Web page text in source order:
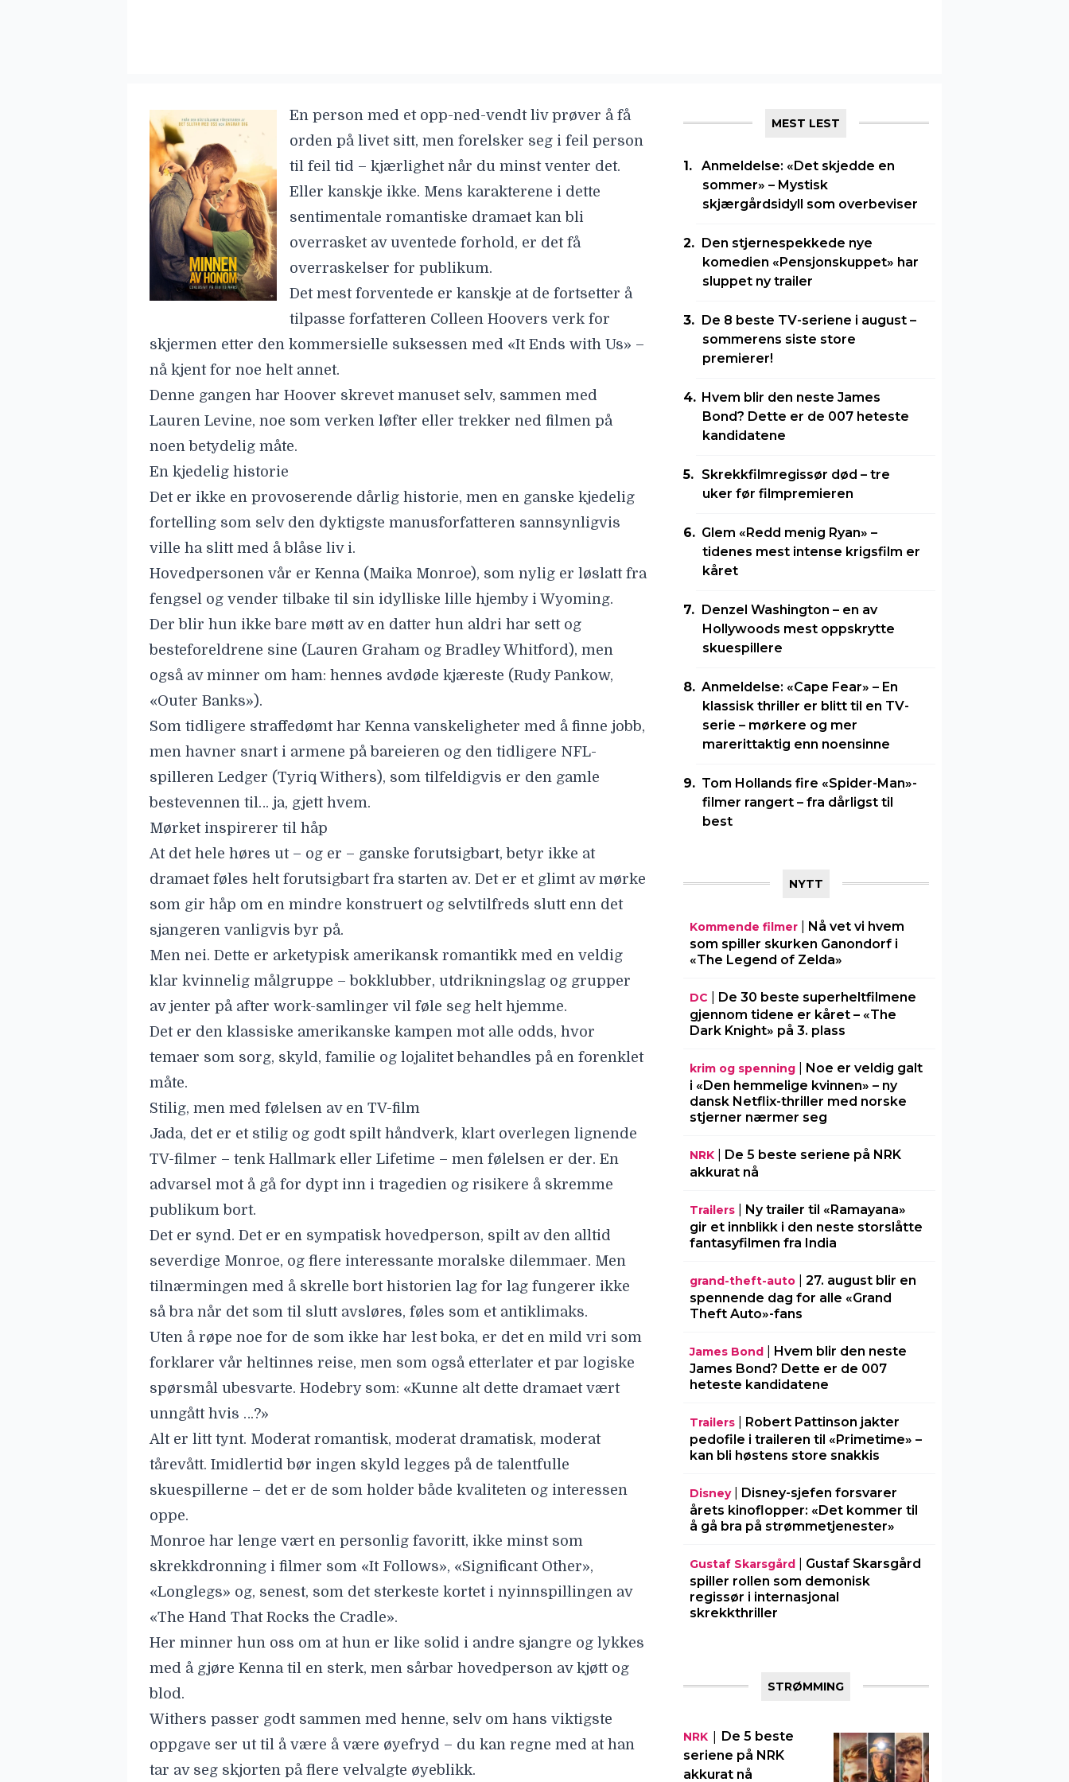
En person med et opp-ned-vendt liv prøver å få
orden på livet sitt, men forelsker seg i feil person
til feil tid – kjærlighet når du minst venter det.
Eller kanskje ikke. Mens karakterene i dette
sentimentale romantiske dramaet kan bli
overrasket av uventede forhold, er det få
overraskelser for publikum.
Det mest forventede er kanskje at de fortsetter å
tilpasse forfatteren Colleen Hoovers verk for
skjermen etter den kommersielle suksessen med «It Ends with Us» –
nå kjent for noe helt annet.
Denne gangen har Hoover skrevet manuset selv, sammen med
Lauren Levine, noe som verken løfter eller trekker ned filmen på
noen betydelig måte.
En kjedelig historie
Det er ikke en provoserende dårlig historie, men en ganske kjedelig
fortelling som selv den dyktigste manusforfatteren sannsynligvis
ville ha slitt med å blåse liv i.
Hovedpersonen vår er Kenna (Maika Monroe), som nylig er løslatt fra
fengsel og vender tilbake til sin idylliske lille hjemby i Wyoming.
Der blir hun ikke bare møtt av en datter hun aldri har sett og
besteforeldrene sine (Lauren Graham og Bradley Whitford), men
også av minner om ham: hennes avdøde kjæreste (Rudy Pankow,
«Outer Banks»).
Som tidligere straffedømt har Kenna vanskeligheter med å finne jobb,
men havner snart i armene på bareieren og den tidligere NFL-
spilleren Ledger (Tyriq Withers), som tilfeldigvis er den gamle
bestevennen til… ja, gjett hvem.
Mørket inspirerer til håp
At det hele høres ut – og er – ganske forutsigbart, betyr ikke at
dramaet føles helt forutsigbart fra starten av. Det er et glimt av mørke
som gir håp om en mindre konstruert og selvtilfreds slutt enn det
sjangeren vanligvis byr på.
Men nei. Dette er arketypisk amerikansk romantikk med en veldig
klar kvinnelig målgruppe – bokklubber, utdrikningslag og grupper
av jenter på after work-samlinger vil føle seg helt hjemme.
Det er den klassiske amerikanske kampen mot alle odds, hvor
temaer som sorg, skyld, familie og lojalitet behandles på en forenklet
måte.
Stilig, men med følelsen av en TV-film
Jada, det er et stilig og godt spilt håndverk, klart overlegen lignende
TV-filmer – tenk Hallmark eller Lifetime – men følelsen er der. En
advarsel mot å gå for dypt inn i tragedien og risikere å skremme
publikum bort.
Det er synd. Det er en sympatisk hovedperson, spilt av den alltid
severdige Monroe, og flere interessante moralske dilemmaer. Men
tilnærmingen med å skrelle bort historien lag for lag fungerer ikke
så bra når det som til slutt avsløres, føles som et antiklimaks.
Uten å røpe noe for de som ikke har lest boka, er det en mild vri som
forklarer vår heltinnes reise, men som også etterlater et par logiske
spørsmål ubesvarte. Hodebry som: «Kunne alt dette dramaet vært
unngått hvis …?»
Alt er litt tynt. Moderat romantisk, moderat dramatisk, moderat
tårevått. Imidlertid bør ingen skyld legges på de talentfulle
skuespillerne – det er de som holder både kvaliteten og interessen
oppe.
Monroe har lenge vært en personlig favoritt, ikke minst som
skrekkdronning i filmer som «It Follows», «Significant Other»,
«Longlegs» og, senest, som det sterkeste kortet i nyinnspillingen av
«The Hand That Rocks the Cradle».
Her minner hun oss om at hun er like solid i andre sjangre og lykkes
med å gjøre Kenna til en sterk, men sårbar hovedperson av kjøtt og
blod.
Withers passer godt sammen med henne, selv om hans viktigste
oppgave ser ut til å være å være øyefryd – du kan regne med at han
tar av seg skjorten på flere velvalgte øyeblikk.
MEST LEST
Anmeldelse: «Det skjedde en
sommer» – Mystisk
skjærgårdsidyll som overbeviser
Den stjernespekkede nye
komedien «Pensjonskuppet» har
sluppet ny trailer
De 8 beste TV-seriene i august –
sommerens siste store
premierer!
Hvem blir den neste James
Bond? Dette er de 007 heteste
kandidatene
Skrekkfilmregissør død – tre
uker før filmpremieren
Glem «Redd menig Ryan» –
tidenes mest intense krigsfilm er
kåret
Denzel Washington – en av
Hollywoods mest oppskrytte
skuespillere
Anmeldelse: «Cape Fear» – En
klassisk thriller er blitt til en TV-
serie – mørkere og mer
marerittaktig enn noensinne
Tom Hollands fire «Spider-Man»-
filmer rangert – fra dårligst til
best
NYTT
Kommende filmer| Nå vet vi hvem
som spiller skurken Ganondorf i
«The Legend of Zelda»
DC
De 30 beste superheltfilmene
gjennom tidene er kåret – «The
Dark Knight» på 3. plass
krim og spenning| Noe er veldig galt
i «Den hemmelige kvinnen» – ny
dansk Netflix-thriller med norske
stjerner nærmer seg
NRK| De 5 beste seriene på NRK
akkurat nå
Trailers| Ny trailer til «Ramayana»
gir et innblikk i den neste storslåtte
fantasyfilmen fra India
grand-theft-auto| 27. august blir en
spennende dag for alle «Grand
Theft Auto»-fans
James Bond| Hvem blir den neste
James Bond? Dette er de 007
heteste kandidatene
Trailers| Robert Pattinson jakter
pedofile i traileren til «Primetime» –
kan bli høstens store snakkis
Disney| Disney-sjefen forsvarer
årets kinoflopper: «Det kommer til
å gå bra på strømmetjenester»
Gustaf Skarsgård| Gustaf Skarsgård
spiller rollen som demonisk
regissør i internasjonal
skrekkthriller
STRØMMING
NRK| De 5 beste
seriene på NRK
akkurat nå